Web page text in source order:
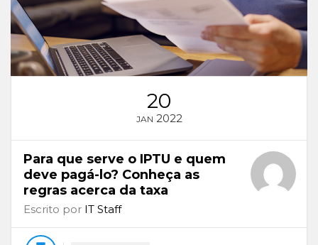
20
JAN 2022
Para que serve o IPTU e quem
deve pagá-lo? Conheça as
regras acerca da taxa
Escrito por IT Staff